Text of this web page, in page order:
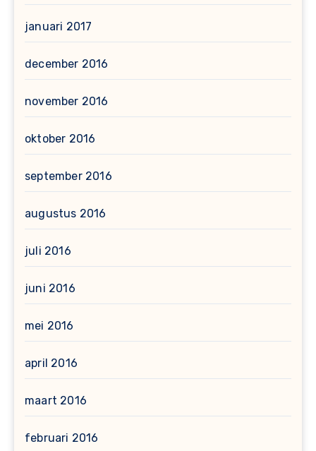
januari 2017
december 2016
november 2016
oktober 2016
september 2016
augustus 2016
juli 2016
juni 2016
mei 2016
april 2016
maart 2016
februari 2016